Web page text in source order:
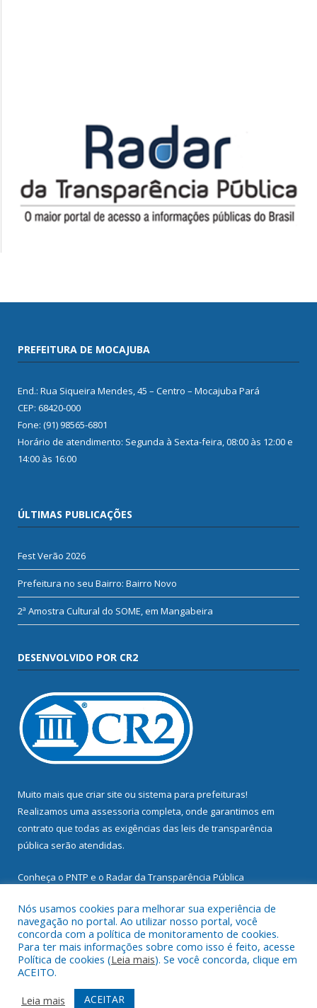
PREFEITURA DE MOCAJUBA
End.: Rua Siqueira Mendes, 45 – Centro – Mocajuba Pará
CEP: 68420-000
Fone: (91) 98565-6801
Horário de atendimento: Segunda à Sexta-feira, 08:00 às 12:00 e
14:00 às 16:00
ÚLTIMAS PUBLICAÇÕES
Fest Verão 2026
Prefeitura no seu Bairro: Bairro Novo
2ª Amostra Cultural do SOME, em Mangabeira
DESENVOLVIDO POR CR2
Muito mais que criar site ou sistema para prefeituras!
Realizamos uma assessoria completa, onde garantimos em
contrato que todas as exigências das leis de transparência
pública serão atendidas.
Conheça o PNTP e o Radar da Transparência Pública
Todos os direitos reservados a Prefeitura Municipal de
Mocajuba.
Mapa do Site
Acessar Área Administrativa
Nós usamos cookies para melhorar sua experiência de
navegação no portal. Ao utilizar nosso portal, você
concorda com a política de monitoramento de cookies.
Para ter mais informações sobre como isso é feito, acesse
Política de cookies (Leia mais). Se você concorda, clique em
ACEITO.
Leia mais
ACEITAR